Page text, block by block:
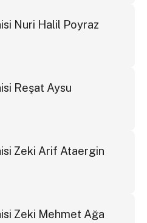
Nuri Halil Poyraz
Reşat Aysu
Zeki Arif Ataergin
Zeki Mehmet Ağa